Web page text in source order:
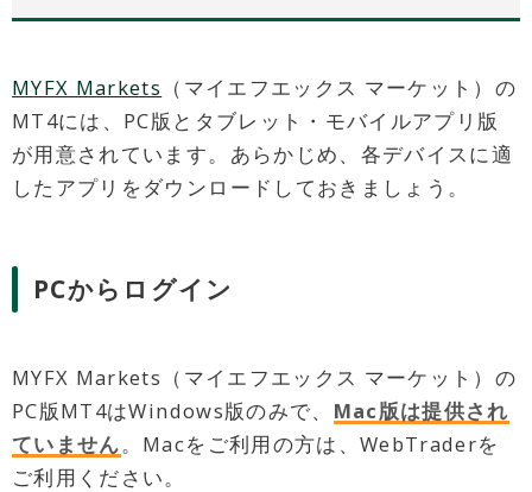
MYFX Markets （マイエフエックス マーケット）の
MT4には、PC版とタブレット・モバイルアプリ版
が用意されています。あらかじめ、各デバイスに適
したアプリをダウンロードしておきましょう。
PCからログイン
MYFX Markets（マイエフエックス マーケット）の
PC版MT4はWindows版のみで、 Mac版は提供され
ていません。Macをご利用の方は、WebTraderを
ご利用ください。